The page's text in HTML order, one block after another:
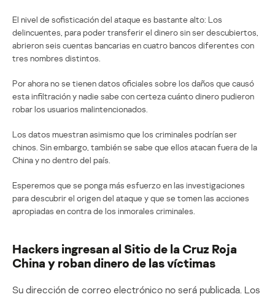
El nivel de sofisticación del ataque es bastante alto: Los
delincuentes, para poder transferir el dinero sin ser descubiertos,
abrieron seis cuentas bancarias en cuatro bancos diferentes con
tres nombres distintos.
Por ahora no se tienen datos oficiales sobre los daños que causó
esta infiltración y nadie sabe con certeza cuánto dinero pudieron
robar los usuarios malintencionados.
Los datos muestran asimismo que los criminales podrían ser
chinos. Sin embargo, también se sabe que ellos atacan fuera de la
China y no dentro del país.
Esperemos que se ponga más esfuerzo en las investigaciones
para descubrir el origen del ataque y que se tomen las acciones
apropiadas en contra de los inmorales criminales.
Hackers ingresan al Sitio de la Cruz Roja
China y roban dinero de las víctimas
Su dirección de correo electrónico no será publicada. Los